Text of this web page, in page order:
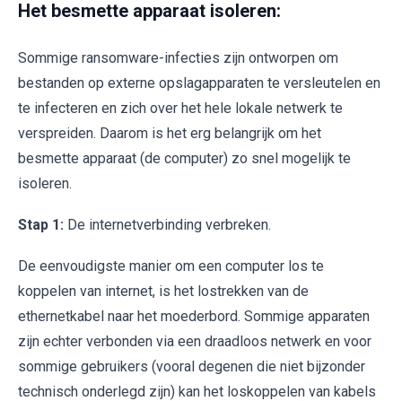
Het besmette apparaat isoleren:
Sommige ransomware-infecties zijn ontworpen om
bestanden op externe opslagapparaten te versleutelen en
te infecteren en zich over het hele lokale netwerk te
verspreiden. Daarom is het erg belangrijk om het
besmette apparaat (de computer) zo snel mogelijk te
isoleren.
Stap 1: De internetverbinding verbreken.
De eenvoudigste manier om een computer los te
koppelen van internet, is het lostrekken van de
ethernetkabel naar het moederbord. Sommige apparaten
zijn echter verbonden via een draadloos netwerk en voor
sommige gebruikers (vooral degenen die niet bijzonder
technisch onderlegd zijn) kan het loskoppelen van kabels